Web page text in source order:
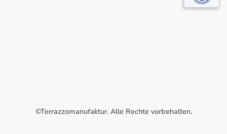
©Terrazzomanufaktur. Alle Rechte vorbehalten.